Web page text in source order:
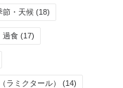
節・天候 (18)
過食 (17)
ラミクタール） (14)